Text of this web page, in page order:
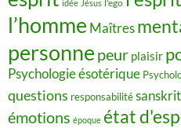
idée Jésus l'ego
l’homme Maîtres
personne peur plaisir
Psychologie ésotérique
questions responsabilitésanskrit
émotions époque état